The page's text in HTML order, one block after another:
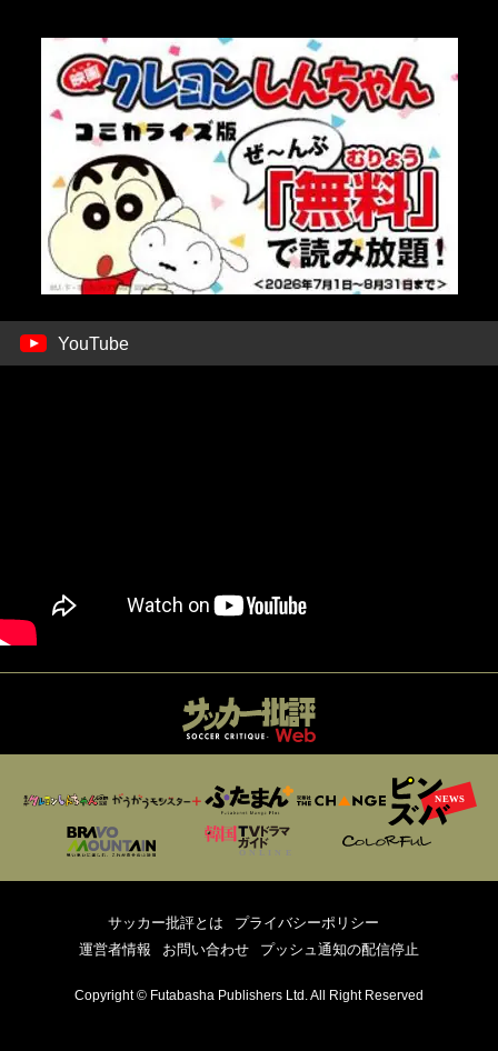
YouTube
サッカー批評とは
プライバシーポリシー
運営者情報
お問い合わせ プッシュ通知の配信停止
Copyright © Futabasha Publishers Ltd. All Right Reserved